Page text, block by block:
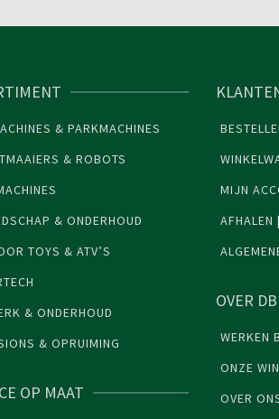
& PARKMACHINES
& ROBOTS
& ONDERHOUD
TOYS & ATV’S
& ONDERHOUD
& OPRUIMING
OP MAAT
MIJN
AFHALEN
OVER
WERKEN
ONZE
OVER